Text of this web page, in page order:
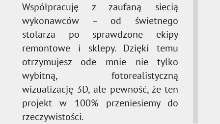
Współpracuję z zaufaną siecią
wykonawców – od świetnego
stolarza po sprawdzone ekipy
remontowe i sklepy. Dzięki temu
otrzymujesz ode mnie nie tylko
wybitną, fotorealistyczną
wizualizację 3D, ale pewność, że ten
projekt w 100% przeniesiemy do
rzeczywistości.